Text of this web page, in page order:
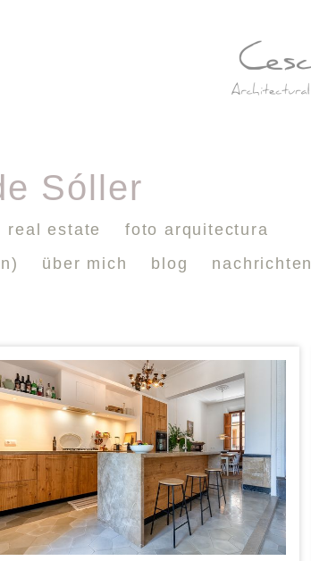
Sóller
real estate
foto arquitectura
über mich blog
nachrichten